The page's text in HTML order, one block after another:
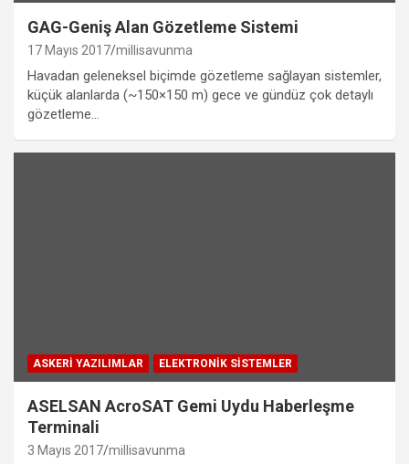
GAG-Geniş Alan Gözetleme Sistemi
17 Mayıs 2017 millisavunma
Havadan geleneksel biçimde gözetleme sağlayan sistemler,
küçük alanlarda (~150×150 m) gece ve gündüz çok detaylı
gözetleme…
ASKERI YAZILIMLAR ELEKTRONIK SISTEMLER
ASELSAN AcroSAT Gemi Uydu Haberleşme
Terminali
3 Mayıs 2017 millisavunma